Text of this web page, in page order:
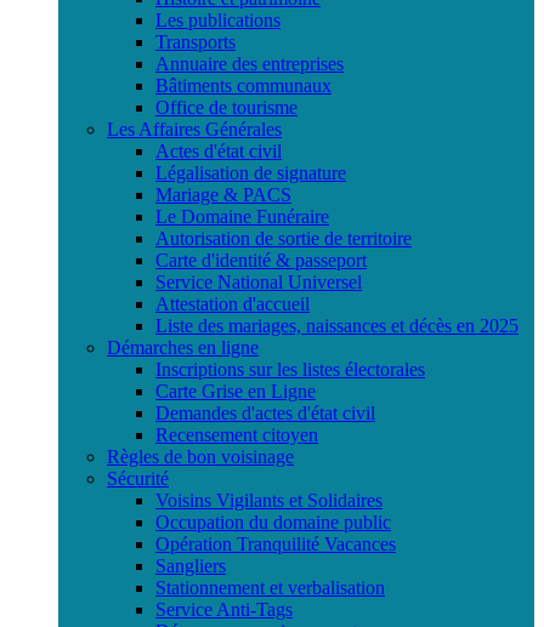
Les publications
Transports
Annuaire des entreprises
Bâtiments communaux
Office de tourisme
Les Affaires Générales
Actes d'état civil
Légalisation de signature
Mariage & PACS
Le Domaine Funéraire
Autorisation de sortie de territoire
Carte d'identité & passeport
Service National Universel
Attestation d'accueil
Liste des mariages, naissances et décès en 2025
Démarches en ligne
Inscriptions sur les listes électorales
Carte Grise en Ligne
Demandes d'actes d'état civil
Recensement citoyen
Règles de bon voisinage
Sécurité
Voisins Vigilants et Solidaires
Occupation du domaine public
Opération Tranquilité Vacances
Sangliers
Stationnement et verbalisation
Service Anti-Tags